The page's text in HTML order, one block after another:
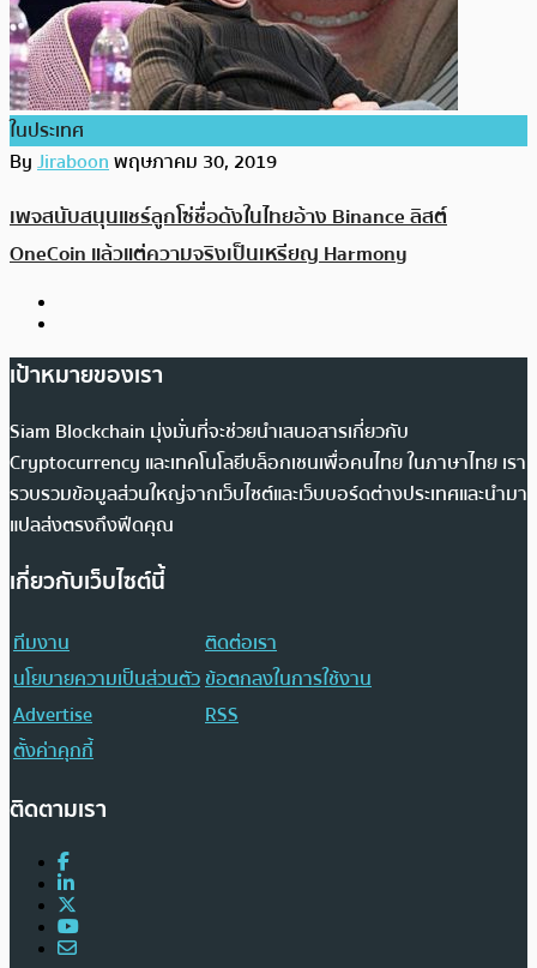
ในประเทศ
ByJiraboonพฤษภาคม 30, 2019
เพจสนับสนุนแชร์ลูกโซ่ชื่อดังในไทยอ้าง Binance ลิสต์
OneCoin แล้วแต่ความจริงเป็นเหรียญ Harmony
เป้าหมายของเรา
Siam Blockchain มุ่งมั่นที่จะช่วยนำเสนอสารเกี่ยวกับ
Cryptocurrency และเทคโนโลยีบล็อกเชนเพื่อคนไทย ในภาษาไทย เรา
รวบรวมข้อมูลส่วนใหญ่จากเว็บไซต์และเว็บบอร์ดต่างประเทศและนำมา
แปลส่งตรงถึงฟีดคุณ
เกี่ยวกับเว็บไซต์นี้
ทีมงาน
ติดต่อเรา
นโยบายความเป็นส่วนตัวข้อตกลงในการใช้งาน
Advertise
RSS
ตั้งค่าคุกกี้
ติดตามเรา